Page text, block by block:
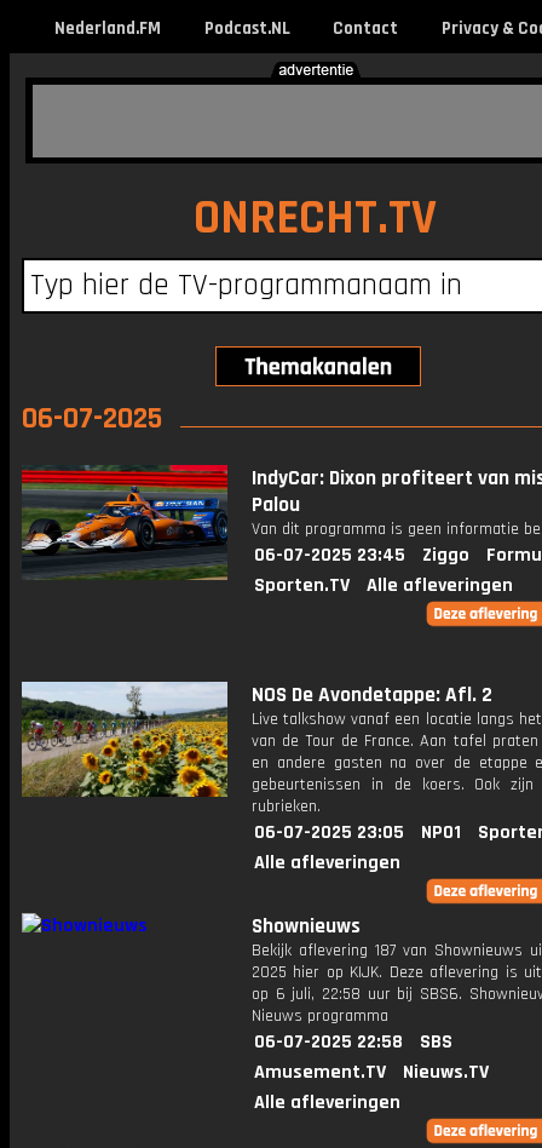
Nederland.FM Podcast.NL Contact Privacy &
ONRECHT.TV
06-07-2025
IndyCar: Dixon profiteert van
Palou
Van dit programma is geen informatie
06-07-2025 23:45 Ziggo
Sporten.TV
Alle afleveringen
NOS De Avondetappe: Afl. 2
Live talkshow vanaf een locatie langs
van de Tour de France. Aan tafel
en andere gasten na over de etappe
gebeurtenissen in de koers. Ook
rubrieken.
06-07-2025 23:05 NPO1
Alle afleveringen
Shownieuws
Bekijk aflevering 187 van Shownieuws
2025 hier op KIJK. Deze aflevering is
op 6 juli, 22:58 uur bij SBS6.
Nieuws programma
06-07-2025 22:58
SBS
Amusement.TV
Nieuws.TV
Alle afleveringen